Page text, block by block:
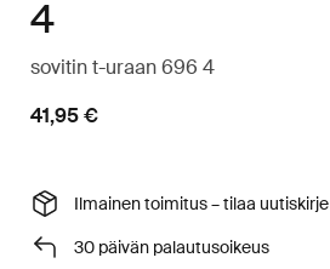
4
sovitin t-uraan 696 4
41,95 €
Ilmainen toimitus – tilaa uutiskirje
30 päivän palautusoikeus